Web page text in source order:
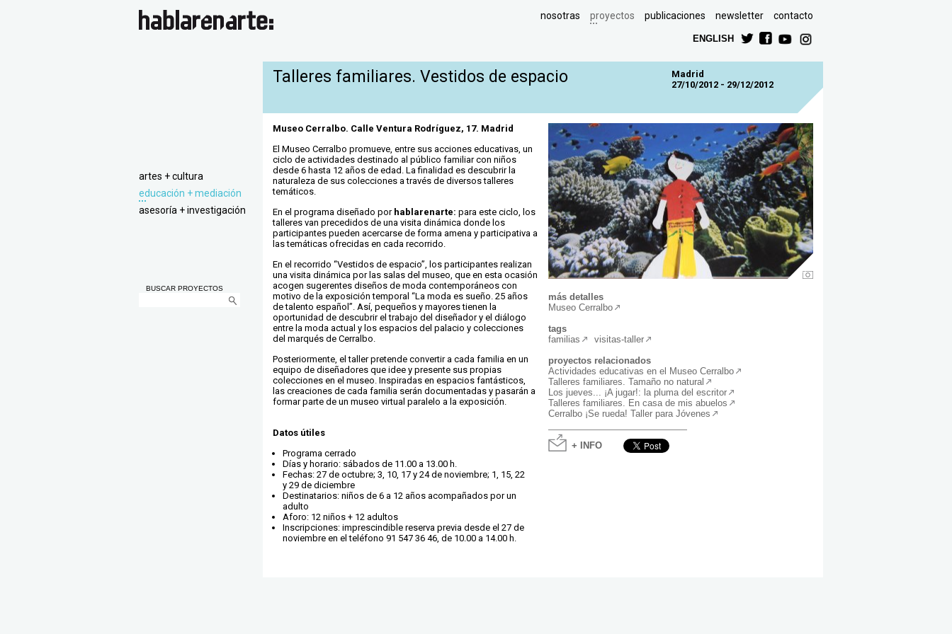
nosotras proyectos publicaciones newsletter contacto
ENGLISH
artes + cultura
educación + mediación
asesoría + investigación
BUSCAR PROYECTOS
Talleres familiares. Vestidos de espacio
Madrid
27/10/2012 - 29/12/2012
Museo Cerralbo. Calle Ventura Rodríguez, 17. Madrid
El Museo Cerralbo promueve, entre sus acciones educativas, un
ciclo de actividades destinado al público familiar con niños
desde 6 hasta 12 años de edad. La finalidad es descubrir la
naturaleza de sus colecciones a través de diversos talleres
temáticos.
En el programa diseñado por hablarenarte: para este ciclo, los
talleres van precedidos de una visita dinámica donde los
participantes pueden acercarse de forma amena y participativa a
las temáticas ofrecidas en cada recorrido.
En el recorrido “Vestidos de espacio”, los participantes realizan
una visita dinámica por las salas del museo, que en esta ocasión
acogen sugerentes diseños de moda contemporáneos con
motivo de la exposición temporal “La moda es sueño. 25 años
de talento español”. Así, pequeños y mayores tienen la
oportunidad de descubrir el trabajo del diseñador y el diálogo
entre la moda actual y los espacios del palacio y colecciones
del marqués de Cerralbo.
Posteriormente, el taller pretende convertir a cada familia en un
equipo de diseñadores que idee y presente sus propias
colecciones en el museo. Inspiradas en espacios fantásticos,
las creaciones de cada familia serán documentadas y pasarán a
formar parte de un museo virtual paralelo a la exposición.
Datos útiles
Programa cerrado
Días y horario: sábados de 11.00 a 13.00 h.
Fechas: 27 de octubre; 3, 10, 17 y 24 de noviembre; 1, 15, 22
y 29 de diciembre
Destinatarios: niños de 6 a 12 años acompañados por un
adulto
Aforo: 12 niños + 12 adultos
Inscripciones: imprescindible reserva previa desde el 27 de
noviembre en el teléfono 91 547 36 46, de 10.00 a 14.00 h.
más detalles
Museo Cerralbo
tags
familias
visitas-taller
proyectos relacionados
Actividades educativas en el Museo Cerralbo
Talleres familiares. Tamaño no natural
Los jueves... ¡A jugar!: la pluma del escritor
Talleres familiares. En casa de mis abuelos
Cerralbo ¡Se rueda! Taller para Jóvenes
+ INFO